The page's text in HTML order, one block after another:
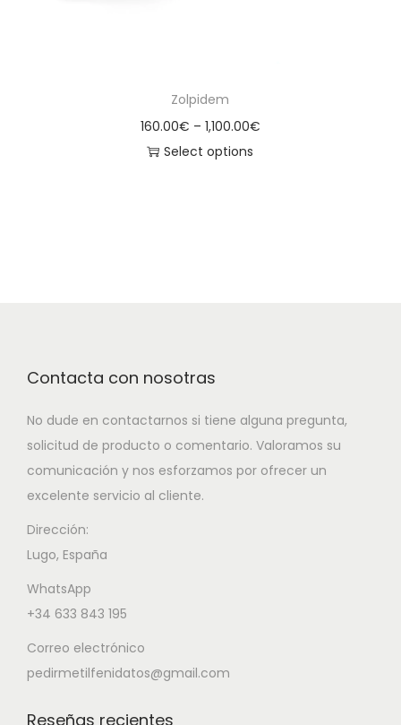
Zolpidem
160.00€ – 1,100.00€
Select options
Contacta con nosotras
No dude en contactarnos si tiene alguna pregunta,
solicitud de producto o comentario. Valoramos su
comunicación y nos esforzamos por ofrecer un
excelente servicio al cliente.
Dirección:
Lugo, España
WhatsApp
+34 633 843 195
Correo electrónico
pedirmetilfenidatos@gmail.com
Reseñas recientes